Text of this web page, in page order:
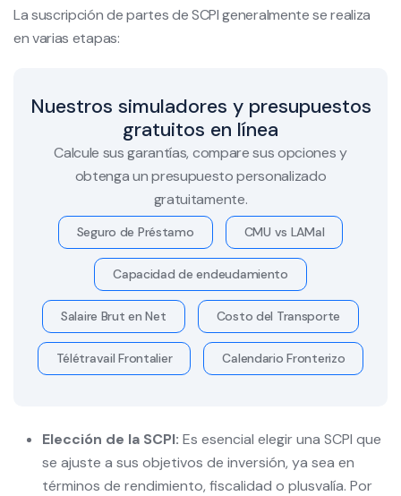
La suscripción de partes de SCPI generalmente se realiza
en varias etapas:
Nuestros simuladores y presupuestos
gratuitos en línea
Calcule sus garantías, compare sus opciones y
obtenga un presupuesto personalizado
gratuitamente.
Seguro de Préstamo CMU vs LAMal
Capacidad de endeudamiento
Salaire Brut en Net Costo del Transporte
Télétravail Frontalier Calendario Fronterizo
Elección de la SCPI: Es esencial elegir una SCPI que
se ajuste a sus objetivos de inversión, ya sea en
términos de rendimiento, fiscalidad o plusvalía. Por